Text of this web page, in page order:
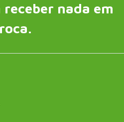
receber nada em